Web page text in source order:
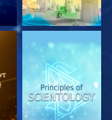
ΕΞΕΡΕΥΝΗΣΤΕ ΤΗ
ΣΕΙΡΑ